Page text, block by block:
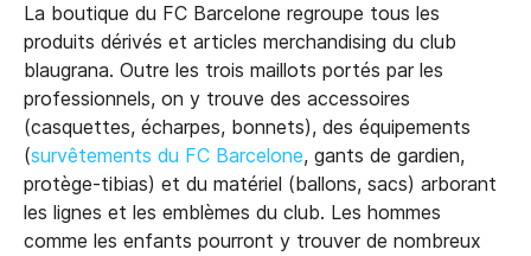
La boutique du FC Barcelone regroupe tous les
produits dérivés et articles merchandising du club
blaugrana. Outre les trois maillots portés par les
professionnels, on y trouve des accessoires
(casquettes, écharpes, bonnets), des équipements
(survêtements du FC Barcelone, gants de gardien,
protège-tibias) et du matériel (ballons, sacs) arborant
les lignes et les emblèmes du club. Les hommes
comme les enfants pourront y trouver de nombreux